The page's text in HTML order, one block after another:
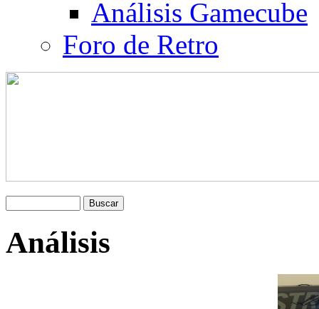
Análisis Gamecube
Foro de Retro
Análisis